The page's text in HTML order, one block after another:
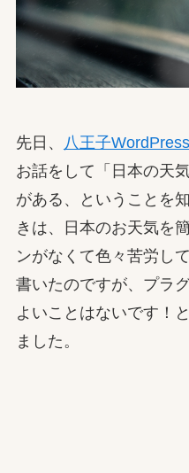
先日、 八王子
お話をして「日本の天
がある、ということを
きは、日本のお天気を
ンがなくて色々苦労し
書いたのですが、プラ
よいことはないです！
ました。